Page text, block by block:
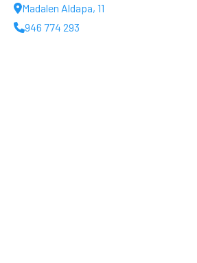
Madalen Aldapa, 11
946 774 293